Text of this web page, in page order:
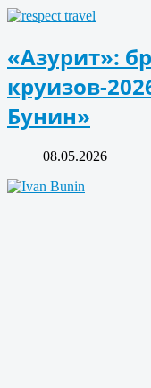
«Азурит»:
круизов-
Бунин»
08.05.2026